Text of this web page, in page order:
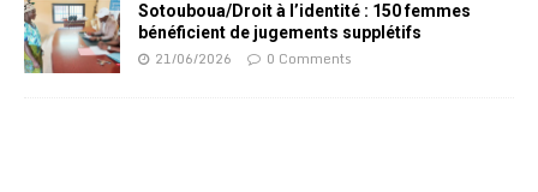
Sotouboua/Droit à l’identité : 150 femmes
bénéficient de jugements supplétifs
21/06/2026 0 Comments